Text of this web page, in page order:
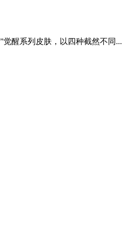
醒系列皮肤，以四种截然不同...